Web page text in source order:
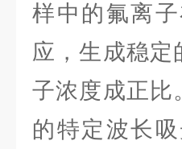
样中的氟离
应，生成稳定
子浓度成正比
的特定波长